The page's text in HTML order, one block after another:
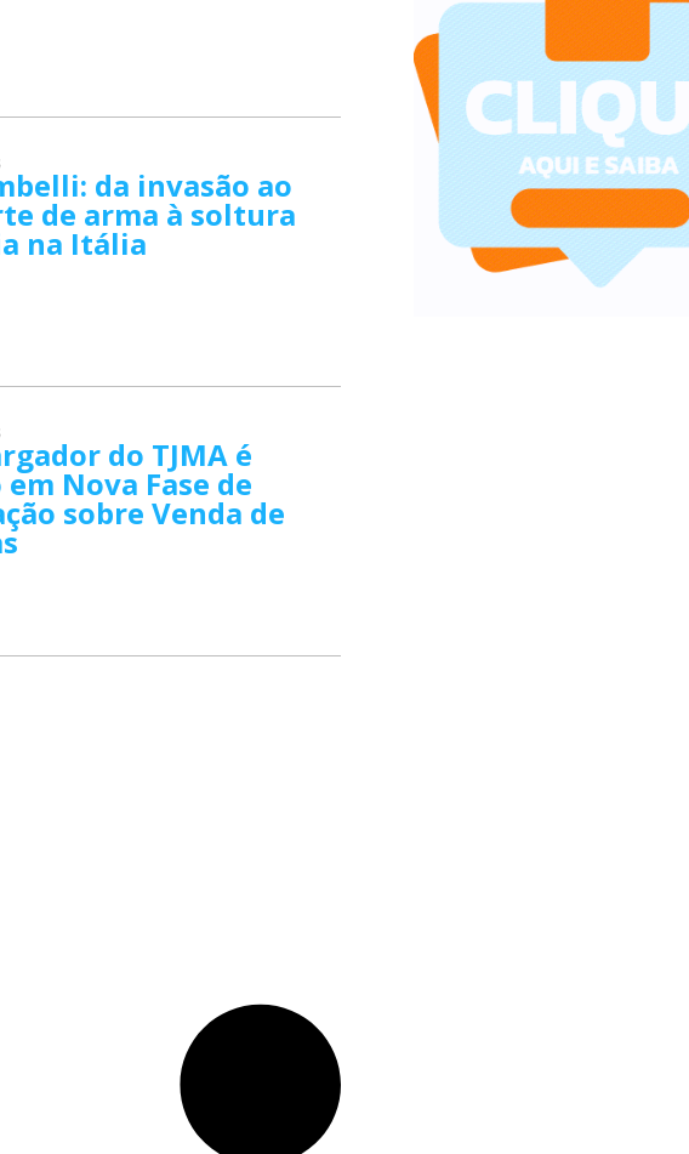
da invasão ao
de arma à soltura
na Itália
do TJMA é
Nova Fase de
sobre Venda de